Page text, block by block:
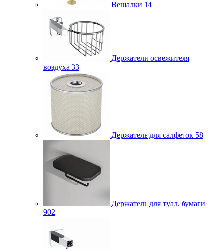
Вешалки 14
Держатели освежителя
воздуха 33
Держатель для салфеток 58
Держатель для туал. бумаги
902